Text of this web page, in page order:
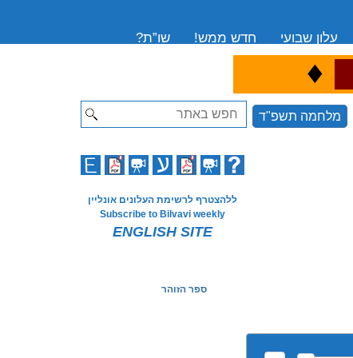
שו”ת?
חדש ממש! עלון שבועי
♦
Search
מלחמה תשפ"ד
ללהצטרף לרשימת העלונים אונליין
Subscribe to Bilvavi weekly
ENGLISH SITE
ספר הזוהר